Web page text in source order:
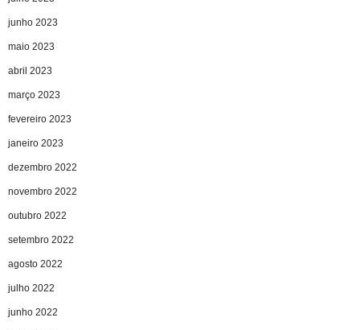
junho 2023
maio 2023
abril 2023
março 2023
fevereiro 2023
janeiro 2023
dezembro 2022
novembro 2022
outubro 2022
setembro 2022
agosto 2022
julho 2022
junho 2022